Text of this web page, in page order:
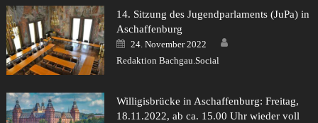
14. Sitzung des Jugendparlaments (JuPa) in
Aschaffenburg
Posted
on
24. November 2022
Redaktion Bachgau.Social
Willigisbrücke in Aschaffenburg: Freitag,
18.11.2022, ab ca. 15.00 Uhr wieder voll